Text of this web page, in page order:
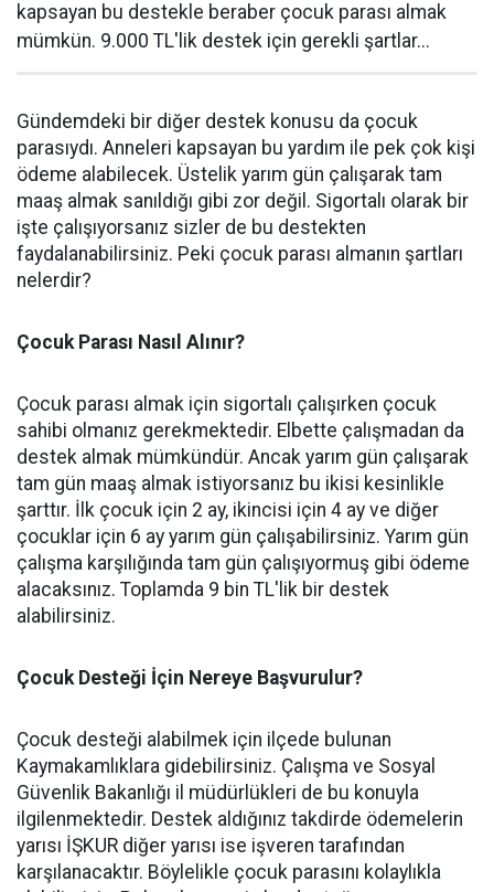
kapsayan bu destekle beraber çocuk parası almak
mümkün. 9.000 TL'lik destek için gerekli şartlar...
Gündemdeki bir diğer destek konusu da çocuk
parasıydı. Anneleri kapsayan bu yardım ile pek çok kişi
ödeme alabilecek. Üstelik yarım gün çalışarak tam
maaş almak sanıldığı gibi zor değil. Sigortalı olarak bir
işte çalışıyorsanız sizler de bu destekten
faydalanabilirsiniz. Peki çocuk parası almanın şartları
nelerdir?
Çocuk Parası Nasıl Alınır?
Çocuk parası almak için sigortalı çalışırken çocuk
sahibi olmanız gerekmektedir. Elbette çalışmadan da
destek almak mümkündür. Ancak yarım gün çalışarak
tam gün maaş almak istiyorsanız bu ikisi kesinlikle
şarttır. İlk çocuk için 2 ay, ikincisi için 4 ay ve diğer
çocuklar için 6 ay yarım gün çalışabilirsiniz. Yarım gün
çalışma karşılığında tam gün çalışıyormuş gibi ödeme
alacaksınız. Toplamda 9 bin TL'lik bir destek
alabilirsiniz.
Çocuk Desteği İçin Nereye Başvurulur?
Çocuk desteği alabilmek için ilçede bulunan
Kaymakamlıklara gidebilirsiniz. Çalışma ve Sosyal
Güvenlik Bakanlığı il müdürlükleri de bu konuyla
ilgilenmektedir. Destek aldığınız takdirde ödemelerin
yarısı İŞKUR diğer yarısı ise işveren tarafından
karşılanacaktır. Böylelikle çocuk parasını kolaylıkla